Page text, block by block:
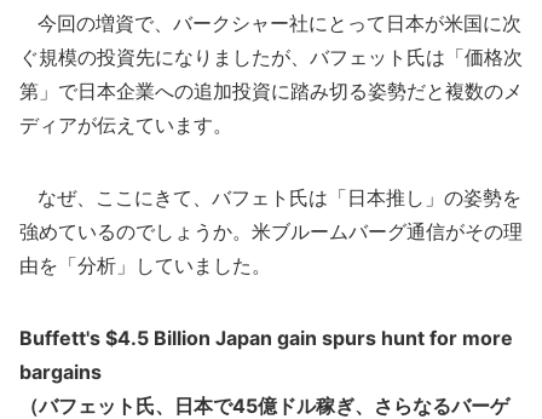
今回の増資で、バークシャー社にとって日本が米国に次
ぐ規模の投資先になりましたが、バフェット氏は「価格次
第」で日本企業への追加投資に踏み切る姿勢だと複数のメ
ディアが伝えています。
なぜ、ここにきて、バフェト氏は「日本推し」の姿勢を
強めているのでしょうか。米ブルームバーグ通信がその理
由を「分析」していました。
Buffett's $4.5 Billion Japan gain spurs hunt for more
bargains
（バフェット氏、日本で45億ドル稼ぎ、さらなるバーゲ